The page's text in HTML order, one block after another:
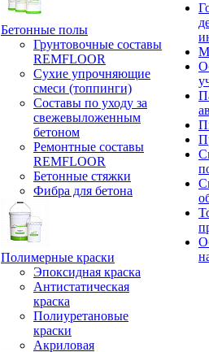
Бетонные полы
Грунтовочные составы
REMFLOOR
Сухие упрочняющие
смеси (топпинги)
Составы по уходу за
свежевыложенным
бетоном
Ремонтные составы
REMFLOOR
Бетонные стяжки
Фибра для бетона
Полимерные краски
Эпоксидная краска
Антистатическая
краска
Полиуретановые
краски
Акриловая